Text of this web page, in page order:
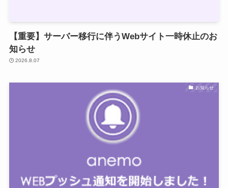
【重要】サーバー移行に伴うWebサイト一時休止のお
知らせ
2026.8.07
お知らせ